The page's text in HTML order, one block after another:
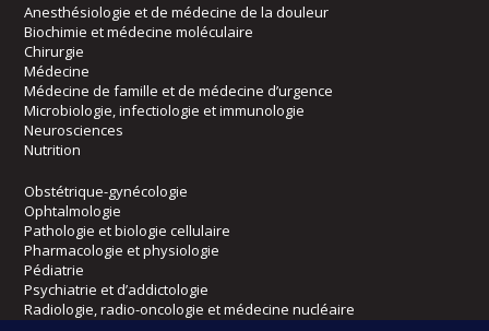
Anesthésiologie et de médecine de la douleur
Biochimie et médecine moléculaire
Chirurgie
Médecine
Médecine de famille et de médecine d’urgence
Microbiologie, infectiologie et immunologie
Neurosciences
Nutrition
Obstétrique-gynécologie
Ophtalmologie
Pathologie et biologie cellulaire
Pharmacologie et physiologie
Pédiatrie
Psychiatrie et d’addictologie
Radiologie, radio-oncologie et médecine nucléaire